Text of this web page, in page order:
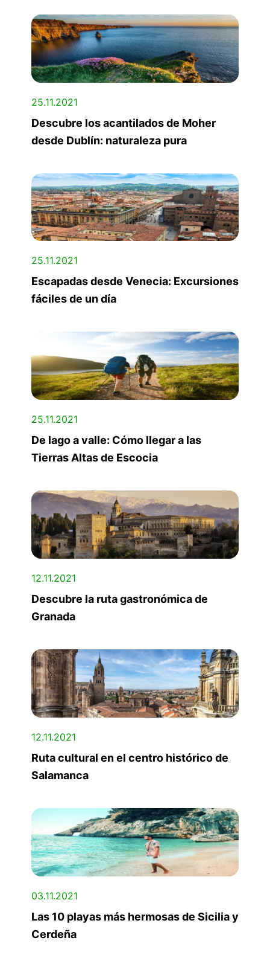
25.11.2021
Descubre los acantilados de Moher
desde Dublín: naturaleza pura
25.11.2021
Escapadas desde Venecia: Excursiones
fáciles de un día
25.11.2021
De lago a valle: Cómo llegar a las
Tierras Altas de Escocia
12.11.2021
Descubre la ruta gastronómica de
Granada
12.11.2021
Ruta cultural en el centro histórico de
Salamanca
03.11.2021
Las 10 playas más hermosas de Sicilia y
Cerdeña